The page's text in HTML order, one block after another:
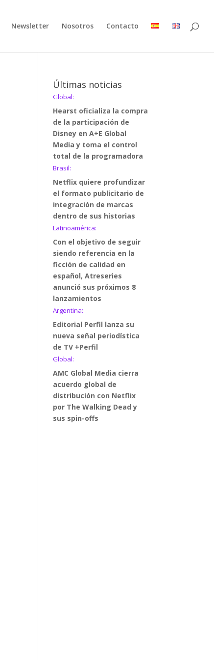
Newsletter Nosotros Contacto
Últimas noticias
Global:
Hearst oficializa la compra
de la participación de
Disney en A+E Global
Media y toma el control
total de la programadora
Brasil:
Netflix quiere profundizar
el formato publicitario de
integración de marcas
dentro de sus historias
Latinoamérica:
Con el objetivo de seguir
siendo referencia en la
ficción de calidad en
español, Atreseries
anunció sus próximos 8
lanzamientos
Argentina:
Editorial Perfil lanza su
nueva señal periodística
de TV +Perfil
Global:
AMC Global Media cierra
acuerdo global de
distribución con Netflix
por The Walking Dead y
sus spin-offs